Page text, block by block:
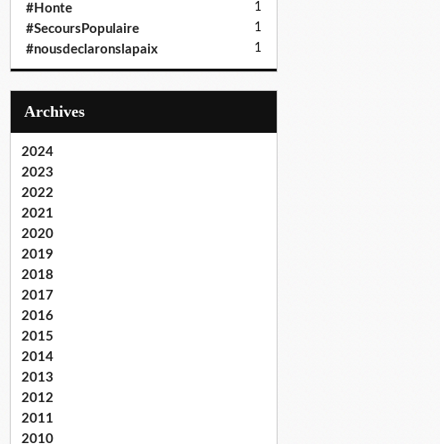
#Honte 1
#SecoursPopulaire 1
#nousdeclaronslapaix 1
Archives
2024
2023
2022
2021
2020
2019
2018
2017
2016
2015
2014
2013
2012
2011
2010